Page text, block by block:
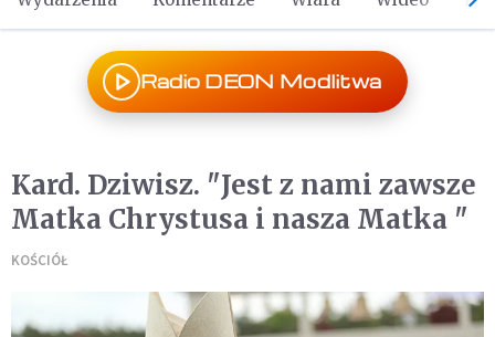
Radio DEON Modlitwa
Kard. Dziwisz. "Jest z nami zawsze
Matka Chrystusa i nasza Matka "
KOŚCIÓŁ